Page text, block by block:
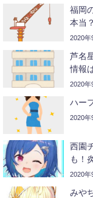
福岡
本当？
2020年
芦名
情報
2020年
ハー
2020年
西園
も！
2020年
みや